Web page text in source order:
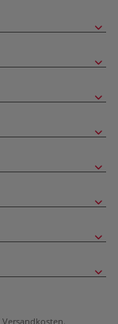
Versandkosten.